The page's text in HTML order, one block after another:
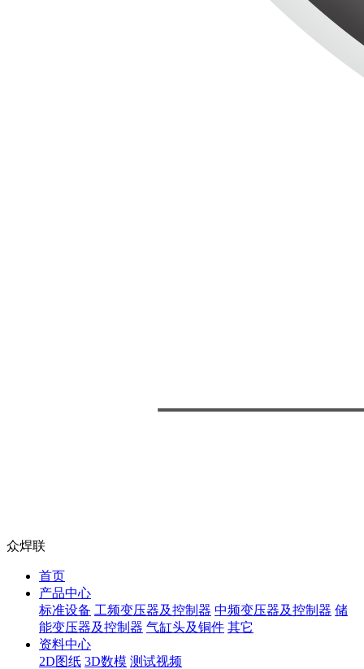
众焊联
首页
产品中心
标准设备 工频变压器及控制器 中频变压器及控制器 储
能变压器及控制器 气缸头及铜件 其它
资料中心
2D图纸 3D数模 测试视频